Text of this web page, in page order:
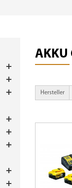
AKKU
Hersteller